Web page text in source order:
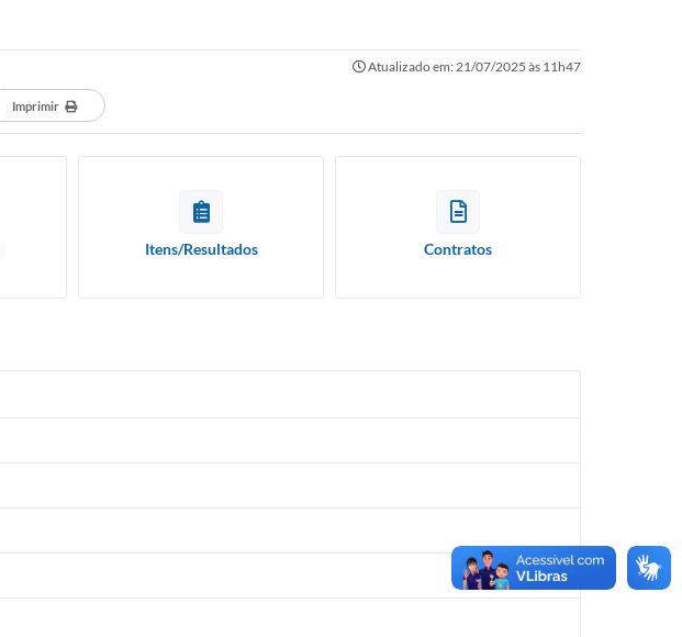
Atualizado em: 21/07/2025 às 11h47
Imprimir
Itens/Resultados Contratos